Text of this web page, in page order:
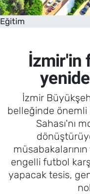
Eğitim
İzmir'in
İzmir
belleğinde önemli
Sahası'nı
engelli futbol
yapacak tesis,